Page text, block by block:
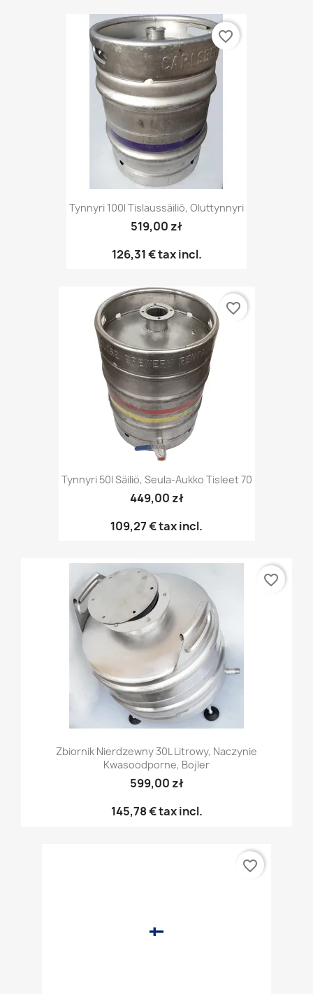
Tynnyri 100l Tislaussäiliö, Oluttynnyri
519,00 zł
126,31 €tax incl.
favorite_border
Tynnyri 50l Säiliö, Seula-Aukko Tisleet 70
449,00 zł
109,27 €tax incl.
favorite_border
Zbiornik Nierdzewny 30L Litrowy, Naczynie
Kwasoodporne, Bojler
599,00 zł
145,78 €tax incl.
favorite_border
favorite_border